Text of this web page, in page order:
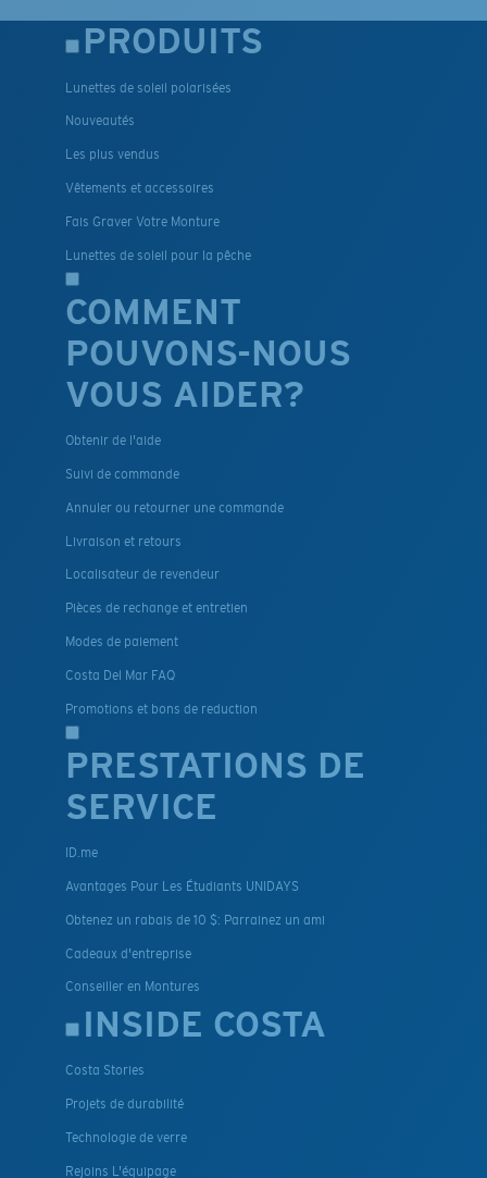
PRODUITS
Lunettes de soleil polarisées
Nouveautés
Les plus vendus
Vêtements et accessoires
Fais Graver Votre Monture
Lunettes de soleil pour la pêche
COMMENT
POUVONS-NOUS
VOUS AIDER?
Obtenir de l'aide
Suivi de commande
Annuler ou retourner une commande
Livraison et retours
Localisateur de revendeur
Pièces de rechange et entretien
Modes de paiement
Costa Del Mar FAQ
Promotions et bons de reduction
PRESTATIONS DE
SERVICE
ID.me
Avantages Pour Les Étudiants UNIDAYS
Obtenez un rabais de 10 $: Parrainez un ami
Cadeaux d'entreprise
Conseiller en Montures
INSIDE COSTA
Costa Stories
Projets de durabilité
Technologie de verre
Rejoins L'équipage